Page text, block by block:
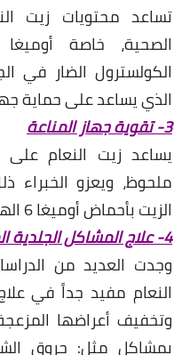
تساعد محتويات زيت
الكولسترول الضار في
الذي يساعد على حماية
3- تقوية جهاز المناعة
يساعد زيت النعام
ملحوظ، ويعزو
الزيت بأحماض أوميغا 6 الهامة لجهاز المناعة.
4- علاج المشاكل الجلدية المختلفة
وجدت العديد من
النعام مفيد جداً في
وتخفيف أعراضها
بمشاكل مثل: حروق